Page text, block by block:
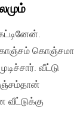
கொஞ்சம் கொஞ்சமா
வீட்டு
வீட்டுக்கு